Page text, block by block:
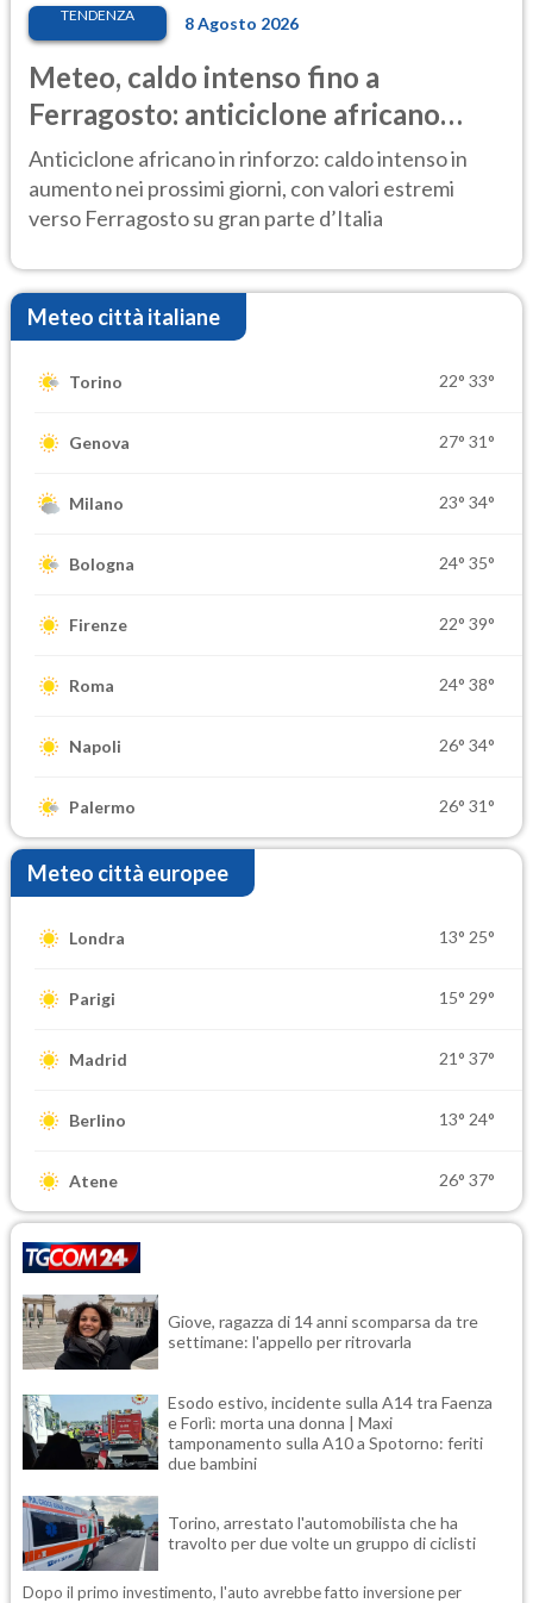
TENDENZA 8 Agosto 2026
Meteo, caldo intenso fino a
Ferragosto: anticiclone africano
ancora protagonista
Anticiclone africano in rinforzo: caldo intenso in
aumento nei prossimi giorni, con valori estremi
verso Ferragosto su gran parte d’Italia
Meteo città italiane
Torino 22° 33°
Genova 27° 31°
Milano 23° 34°
Bologna 24° 35°
Firenze 22° 39°
Roma 24° 38°
Napoli 26° 34°
Palermo 26° 31°
Meteo città europee
Londra 13° 25°
Parigi 15° 29°
Madrid 21° 37°
Berlino 13° 24°
Atene 26° 37°
Giove, ragazza di 14 anni scomparsa da tre
settimane: l'appello per ritrovarla
Esodo estivo, incidente sulla A14 tra Faenza
e Forlì: morta una donna | Maxi
tamponamento sulla A10 a Spotorno: feriti
due bambini
Torino, arrestato l'automobilista che ha
travolto per due volte un gruppo di ciclisti
Dopo il primo investimento, l'auto avrebbe fatto inversione per